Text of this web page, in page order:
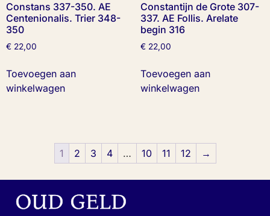
Constans 337-350. AE
Centenionalis. Trier 348-
350
€ 22,00
Toevoegen aan
winkelwagen
Constantijn de Grote 307-
337. AE Follis. Arelate
begin 316
€ 22,00
Toevoegen aan
winkelwagen
1 2 3 4 … 10 11 12 →
OUD GELD